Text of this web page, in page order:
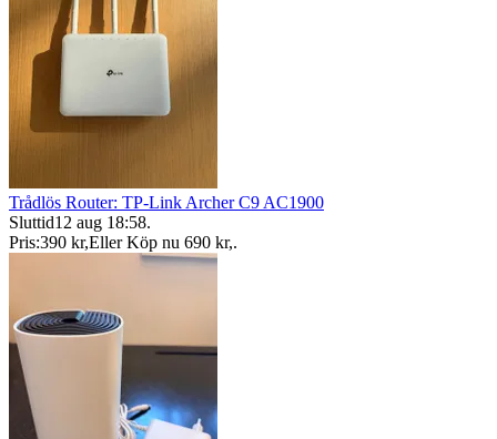
Trådlös Router: TP-Link Archer C9 AC1900
Sluttid12 aug 18:58.
Pris:390 kr,Eller Köp nu 690 kr,.